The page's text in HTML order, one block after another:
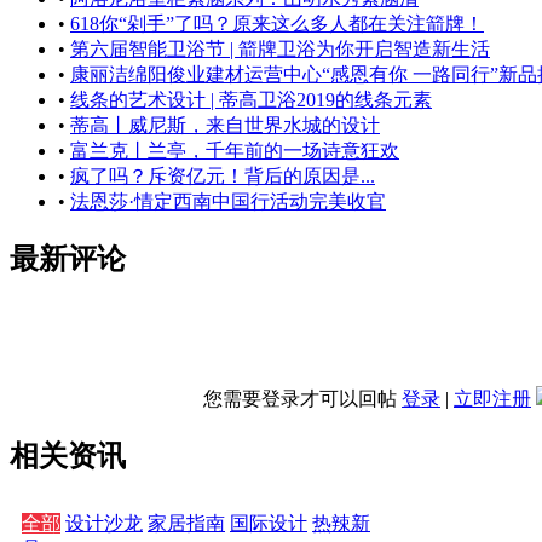
• 618你“剁手”了吗？原来这么多人都在关注箭牌！
• 第六届智能卫浴节 | 箭牌卫浴为你开启智造新生活
• 康丽洁绵阳俊业建材运营中心“感恩有你 一路同行”新
• 线条的艺术设计 | 蒂高卫浴2019的线条元素
• 蒂高丨威尼斯，来自世界水城的设计
• 富兰克丨兰亭，千年前的一场诗意狂欢
• 疯了吗？斥资亿元！背后的原因是...
• 法恩莎·情定西南中国行活动完美收官
最新评论
您需要登录才可以回帖 登录 | 立即注册
相关资讯
全部 设计沙龙 家居指南 国际设计 热辣新